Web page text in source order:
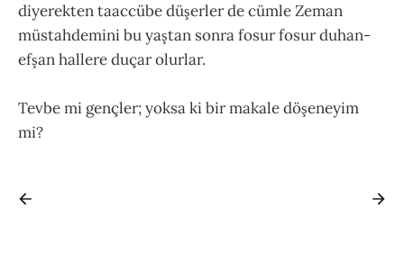
diyerekten taaccübe düşerler de cümle Zeman
müstahdemini bu yaştan sonra fosur fosur duhan-
efşan hallere duçar olurlar.
Tevbe mi gençler; yoksa ki bir makale döşeneyim
mi?